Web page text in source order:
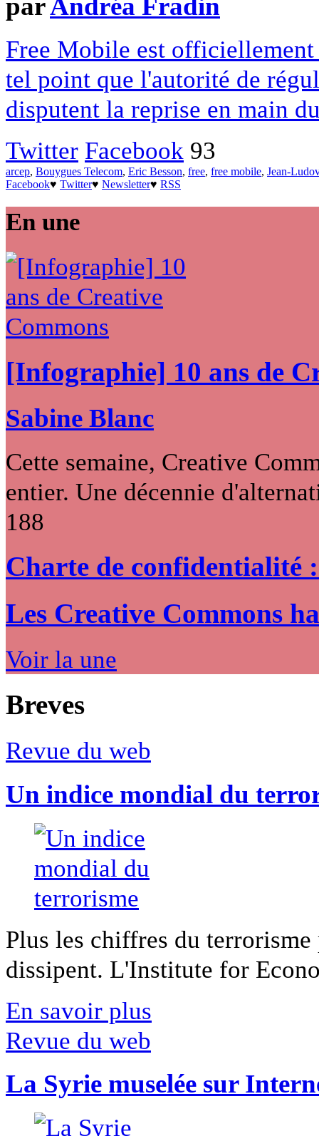
parAndréa Fradin
Free Mobile est
tel point que l'autorité de
disputent la reprise en main
Twitter Facebook 93
arcep, Bouygues Telecom, Eric Besson, free, free mobile, Jean-
Facebook♥ Twitter♥ Newsletter♥ RSS
En une
[Infographie] 10 ans de
Sabine Blanc
Cette semaine, Creative
entier. Une décennie
188
Charte de confidentialité
Les Creative Commons
Voir la une
Breves
Revue du web
Un indice mondial du
Plus les chiffres du
dissipent. L'Institute for
En savoir plus
Revue du web
La Syrie muselée sur